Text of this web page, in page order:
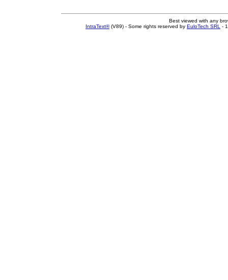
Best viewed with any
IntraText®(V89) - Some rights reserved by EuloTech SRL -